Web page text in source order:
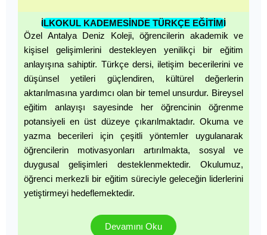
İLKOKUL KADEMESİNDE TÜRKÇE EĞİTİMİ
Özel Antalya Deniz Koleji, öğrencilerin akademik ve
kişisel gelişimlerini destekleyen yenilikçi bir eğitim
anlayışına sahiptir. Türkçe dersi, iletişim becerilerini ve
düşünsel yetileri güçlendiren, kültürel değerlerin
aktarılmasına yardımcı olan bir temel unsurdur. Bireysel
eğitim anlayışı sayesinde her öğrencinin öğrenme
potansiyeli en üst düzeye çıkarılmaktadır. Okuma ve
yazma becerileri için çeşitli yöntemler uygulanarak
öğrencilerin motivasyonları artırılmakta, sosyal ve
duygusal gelişimleri desteklenmektedir. Okulumuz,
öğrenci merkezli bir eğitim süreciyle geleceğin liderlerini
yetiştirmeyi hedeflemektedir.
Devamını Oku